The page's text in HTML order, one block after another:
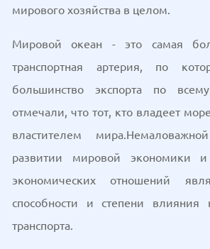
мирового хозяйства в целом.
Мировой океан - это самая
транспортная артерия, по
большинство экспорта по
отмечали, что тот, кто владеет
властителем
развитии мировой экономики
экономических отношений
способности и степени влияния
транспорта.